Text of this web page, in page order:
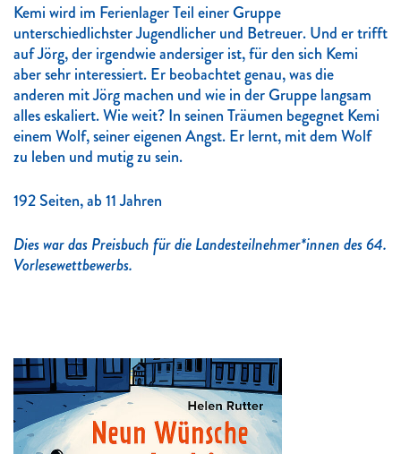
Kemi wird im Ferienlager Teil einer Gruppe
unterschiedlichster Jugendlicher und Betreuer. Und er trifft
auf Jörg, der irgendwie andersiger ist, für den sich Kemi
aber sehr interessiert. Er beobachtet genau, was die
anderen mit Jörg machen und wie in der Gruppe langsam
alles eskaliert. Wie weit? In seinen Träumen begegnet Kemi
einem Wolf, seiner eigenen Angst. Er lernt, mit dem Wolf
zu leben und mutig zu sein.
192 Seiten, ab 11 Jahren
Dies war das Preisbuch für die Landesteilnehmer*innen des 64.
Vorlesewettbewerbs.